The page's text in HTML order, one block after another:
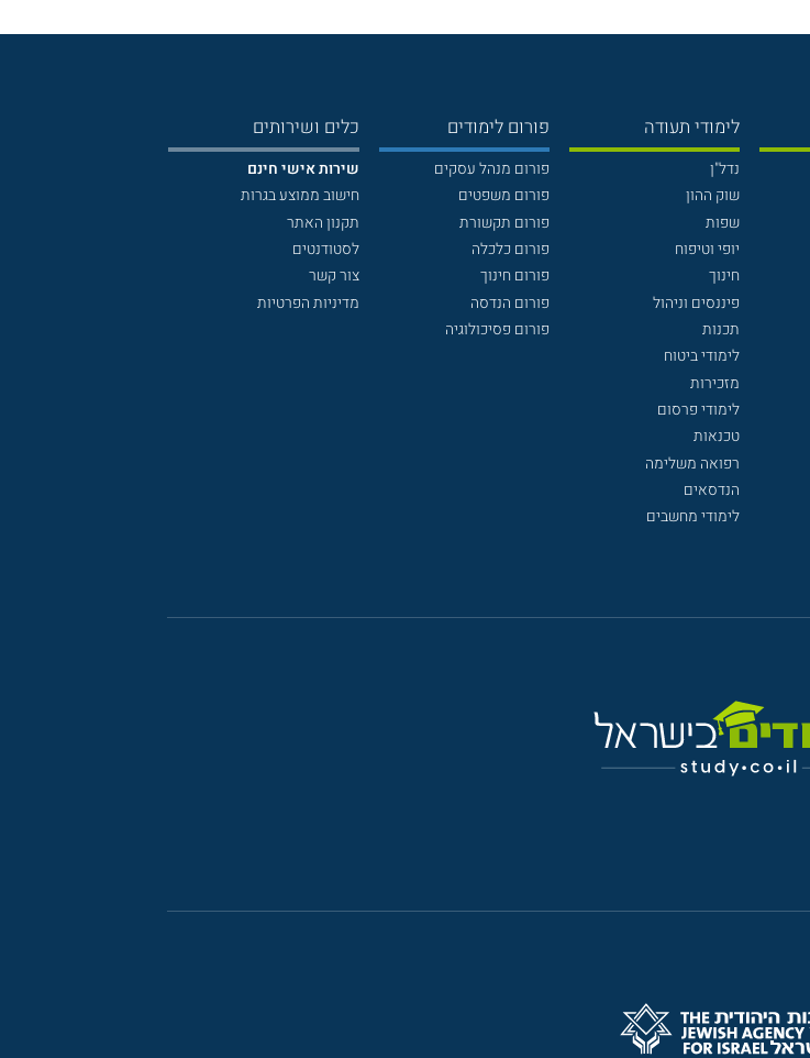
לימודי תעודה
נדל"ן
שוק ההון
שפות
יופי וטיפוח
חינוך
פיננסים וניהול
תכנות
לימודי ביטוח
מזכירות
לימודי פרסום
טכנאות
רפואה משלימה
הנדסאים
לימודי מחשבים
פורום לימודים
פורום מנהל עסקים
פורום משפטים
פורום תקשורת
פורום כלכלה
פורום חינוך
פורום הנדסה
פורום פסיכולוגיה
כלים ושירותים
שירות אישי חינם
חישוב ממוצע בגרות
תקנון האתר
לסטודנטים
צור קשר
מדיניות הפרטיות